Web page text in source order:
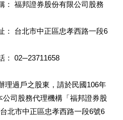
福邦證券股份有限公司股務
正區忠孝西路一段6
理過戶之股東，請於民國106年
公司股務代理機構「福邦證券股
北市中正區忠孝西路一段6號6